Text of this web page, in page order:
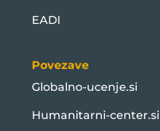
EADI
Povezave
Globalno-ucenje.si
Humanitarni-center.si